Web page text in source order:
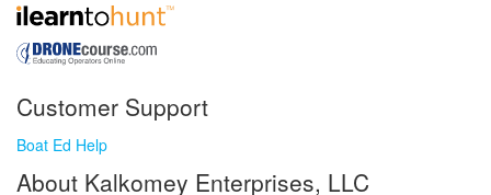
Customer Support
Boat Ed Help
About Kalkomey Enterprises, LLC